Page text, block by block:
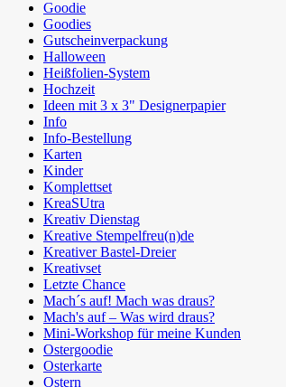
Goodie
Goodies
Gutscheinverpackung
Halloween
Heißfolien-System
Hochzeit
Ideen mit 3 x 3" Designerpapier
Info
Info-Bestellung
Karten
Kinder
Komplettset
KreaSUtra
Kreativ Dienstag
Kreative Stempelfreu(n)de
Kreativer Bastel-Dreier
Kreativset
Letzte Chance
Mach´s auf! Mach was draus?
Mach's auf – Was wird draus?
Mini-Workshop für meine Kunden
Ostergoodie
Osterkarte
Ostern